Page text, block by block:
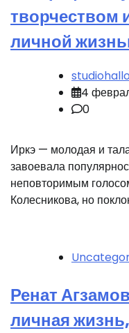
творчеством
личной
4
0
Иркэ — молодая и
завоевала
неповторимым
Колесникова, но
Ренат
личная